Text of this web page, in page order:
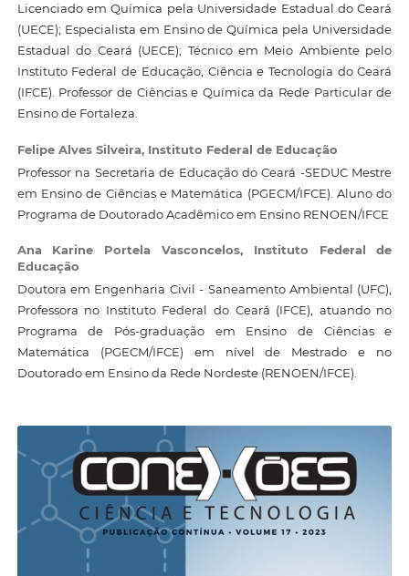
Licenciado em Química pela Universidade Estadual do Ceará
(UECE); Especialista em Ensino de Química pela Universidade
Estadual do Ceará (UECE); Técnico em Meio Ambiente pelo
Instituto Federal de Educação, Ciência e Tecnologia do Ceará
(IFCE). Professor de Ciências e Química da Rede Particular de
Ensino de Fortaleza.
Felipe Alves Silveira, Instituto Federal de Educação
Professor na Secretaria de Educação do Ceará -SEDUC Mestre
em Ensino de Ciências e Matemática (PGECM/IFCE). Aluno do
Programa de Doutorado Acadêmico em Ensino RENOEN/IFCE
Ana Karine Portela Vasconcelos, Instituto Federal de
Educação
Doutora em Engenharia Civil - Saneamento Ambiental (UFC),
Professora no Instituto Federal do Ceará (IFCE), atuando no
Programa de Pós-graduação em Ensino de Ciências e
Matemática (PGECM/IFCE) em nível de Mestrado e no
Doutorado em Ensino da Rede Nordeste (RENOEN/IFCE).